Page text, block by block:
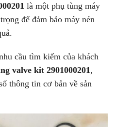
là một phụ tùng máy
để đảm bảo máy nén
cầu tìm kiếm của khách
valve kit 2901000201 ,
thông tin cơ bản về sản